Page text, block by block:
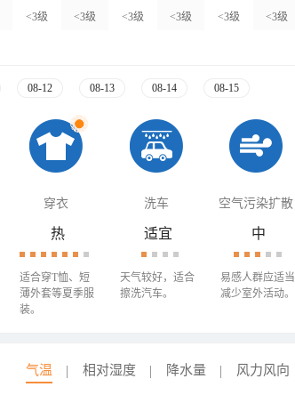
<3级 <3级 <3级 <3级 <3级 <3级
08-12 08-13 08-14 08-15
穿衣 洗车 空气污染扩散
热
适合穿T恤、短
薄外套等夏季服
装。
适宜
天气较好，适合
擦洗汽车。
中
易感人群应适当
减少室外活动。
气温 相对湿度 降水量 风力风向